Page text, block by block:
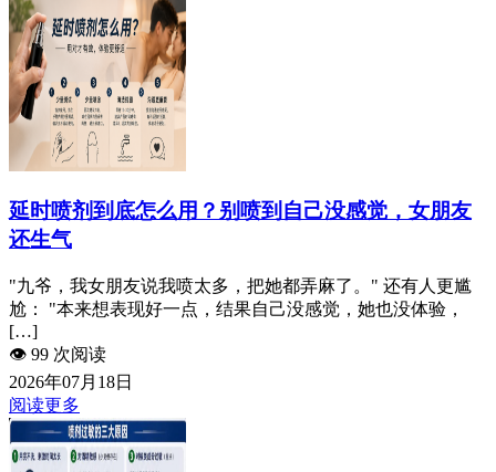
延时喷剂到底怎么用？别喷到自己没感觉，女朋友
还生气
"九爷，我女朋友说我喷太多，把她都弄麻了。" 还有人更尴
尬： "本来想表现好一点，结果自己没感觉，她也没体验，
[…]
👁️ 99 次阅读
2026年07月18日
阅读更多